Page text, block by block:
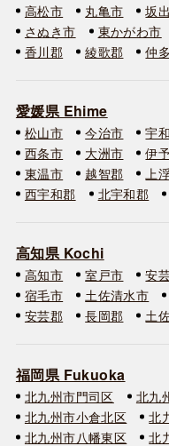
高松市 丸亀市 坂
さぬき市
東かがわ市
香川郡
綾歌郡 仲
愛媛県 Ehime
松山市 今治市 宇
西条市
大洲市 伊
東温市
越智郡 上
西宇和郡
北宇和郡
高知県 Kochi
高知市 室戸市 安
宿毛市
土佐清水市
安芸郡
長岡郡 土
福岡県 Fukuoka
北九州市門司区 北九
北九州市小倉北区
北
北九州市八幡東区
北